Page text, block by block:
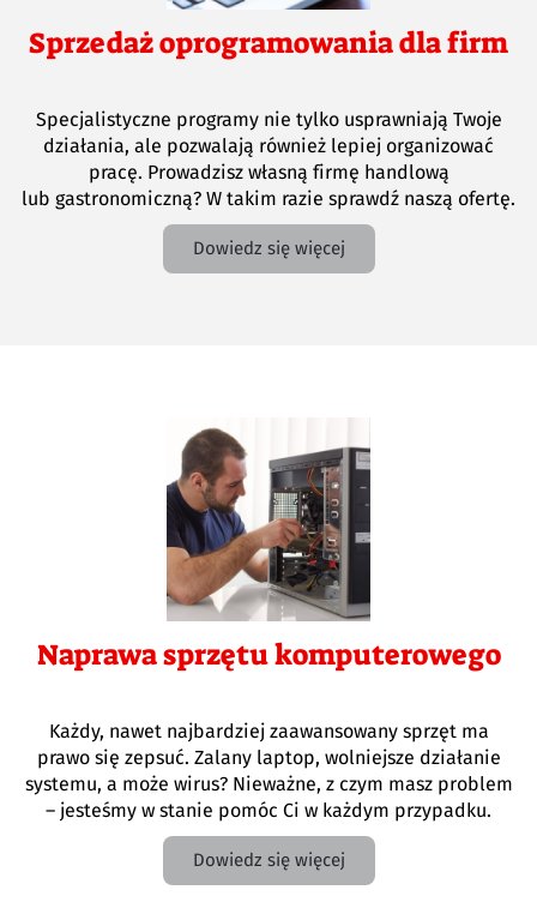
Sprzedaż oprogramowania dla firm
Specjalistyczne programy nie tylko usprawniają Twoje
działania, ale pozwalają również lepiej organizować
pracę. Prowadzisz własną firmę handlową
lub gastronomiczną? W takim razie sprawdź naszą ofertę.
Dowiedz się więcej
Naprawa sprzętu komputerowego
Każdy, nawet najbardziej zaawansowany sprzęt ma
prawo się zepsuć. Zalany laptop, wolniejsze działanie
systemu, a może wirus? Nieważne, z czym masz problem
– jesteśmy w stanie pomóc Ci w każdym przypadku.
Dowiedz się więcej